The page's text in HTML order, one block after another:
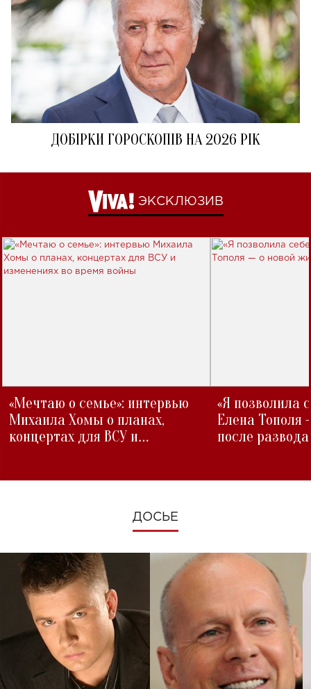
ДОБІРКИ ГОРОСКОПІВ НА 2026 РІК
ЭКСКЛЮЗИВ
«Мечтаю о семье»: интервью
Михаила Хомы о планах,
концертах для ВСУ и
«Я позволила
Елена Тополя
после развода
ДОСЬЕ